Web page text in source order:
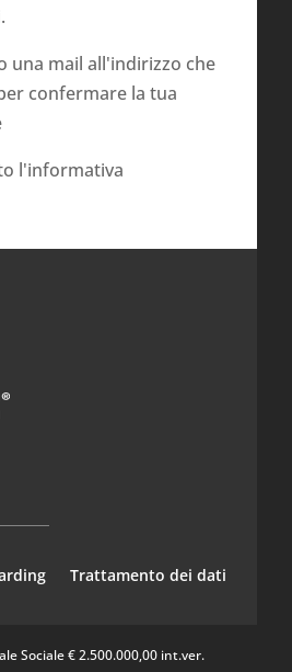
.
una mail all'indirizzo che
confermare la tua
l'informativa
Trattamento dei dati
Sociale € 2.500.000,00 int.ver.